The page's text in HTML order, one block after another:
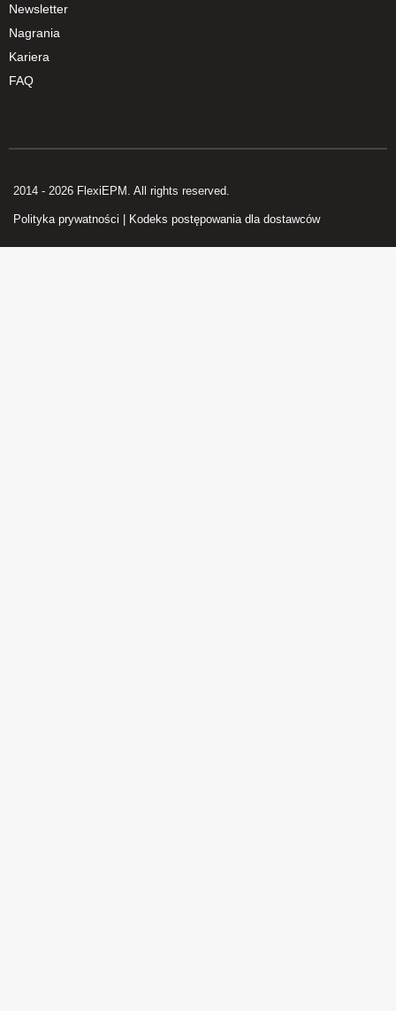
Newsletter
Nagrania
Kariera
FAQ
2014 - 2026 FlexiEPM. All rights reserved.
Polityka prywatności | Kodeks postępowania dla dostawców